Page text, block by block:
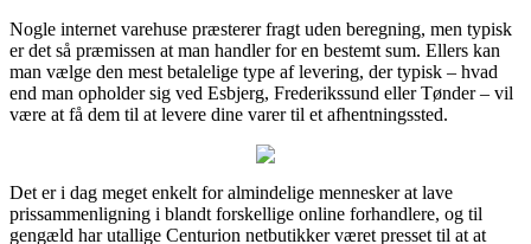
Nogle internet varehuse præsterer fragt uden beregning, men typisk
er det så præmissen at man handler for en bestemt sum. Ellers kan
man vælge den mest betalelige type af levering, der typisk – hvad
end man opholder sig ved Esbjerg, Frederikssund eller Tønder – vil
være at få dem til at levere dine varer til et afhentningssted.
Det er i dag meget enkelt for almindelige mennesker at lave
prissammenligning i blandt forskellige online forhandlere, og til
gengæld har utallige Centurion netbutikker været presset til at at